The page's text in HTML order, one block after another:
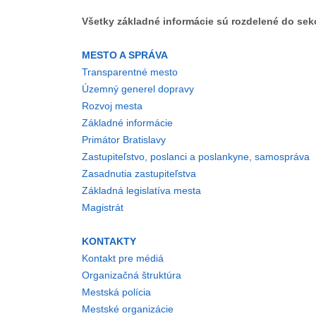
Všetky základné informácie sú rozdelené do
MESTO A SPRÁVA
Transparentné mesto
Územný generel dopravy
Rozvoj mesta
Základné informácie
Primátor Bratislavy
Zastupiteľstvo, poslanci a poslankyne, samospráva
Zasadnutia zastupiteľstva
Základná legislatíva mesta
Magistrát
KONTAKTY
Kontakt pre médiá
Organizačná štruktúra
Mestská polícia
Mestské organizácie